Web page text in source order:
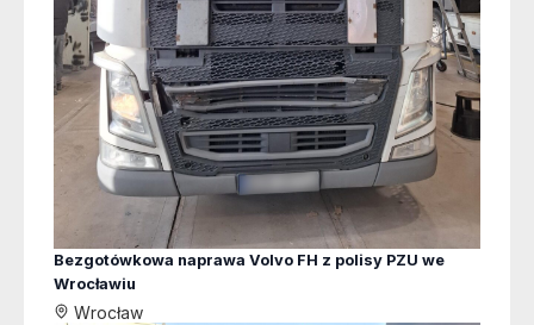
Bezgotówkowa naprawa Volvo FH z polisy PZU we
Wrocławiu
Wrocław